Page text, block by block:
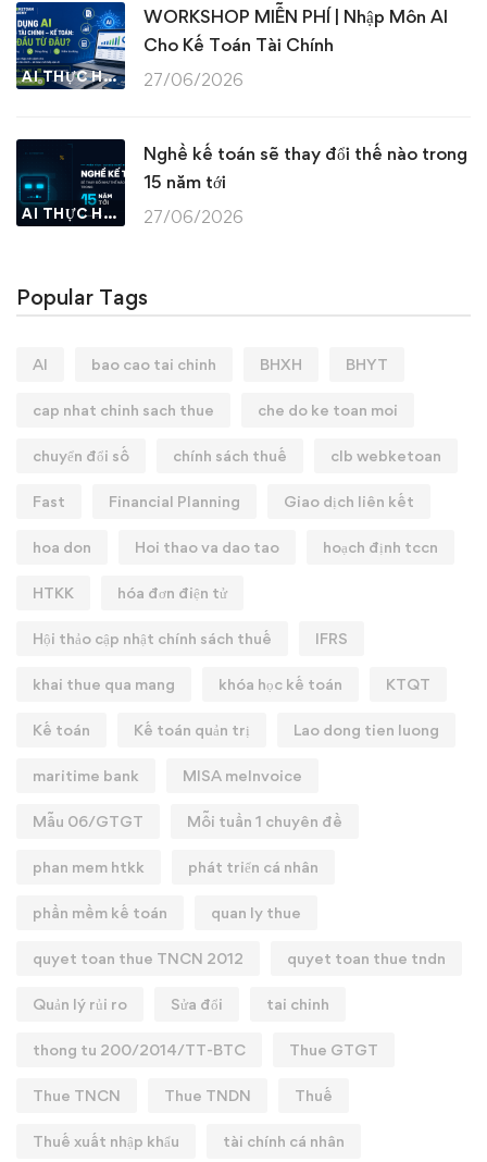
AI THỰC HÀNH
WORKSHOP MIỄN PHÍ | Nhập Môn AI
Cho Kế Toán Tài Chính
27/06/2026
AI THỰC HÀNH
Nghề kế toán sẽ thay đổi thế nào trong
15 năm tới
27/06/2026
Popular Tags
AI bao cao tai chinh BHXH BHYT
cap nhat chinh sach thue che do ke toan moi
chuyển đổi số chính sách thuế clb webketoan
Fast Financial Planning Giao dịch liên kết
hoa don Hoi thao va dao tao hoạch định tccn
HTKK hóa đơn điện tử
Hội thảo cập nhật chính sách thuế IFRS
khai thue qua mang khóa học kế toán KTQT
Kế toán Kế toán quản trị Lao dong tien luong
maritime bank MISA meInvoice
Mẫu 06/GTGT Mỗi tuần 1 chuyên đề
phan mem htkk phát triển cá nhân
phần mềm kế toán quan ly thue
quyet toan thue TNCN 2012 quyet toan thue tndn
Quản lý rủi ro Sửa đổi tai chinh
thong tu 200/2014/TT-BTC Thue GTGT
Thue TNCN Thue TNDN Thuế
Thuế xuất nhập khẩu tài chính cá nhân